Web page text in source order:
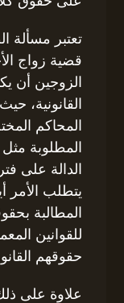
تعتبر مسألة
قضية زواج
الزوجين أن
القانونية،
المحاكم
المطلوبة
الدالة على
يتطلب الأمر
المطالبة
للقوانين
حقوقهم
علاوة على